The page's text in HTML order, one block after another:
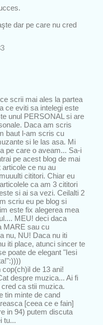
dar pe care nu cred
scrii mai ales la partea
ce eviti sa intelegi este
unul PERSONAL si are
Daca am scris
baut l-am scris cu
si le las asa. Mi
pe care o aveam... Sa-i
pe acest blog de mai
articole ce nu au
cititori. Chiar eu
ca am 3 cititori
si ai sa vezi. Ceilalti 2
scriu eu pe blog si
este fix alegerea mea
MEU! deci daca
MARE sau cu
nu, NU! Daca nu iti
iti place, atunci sincer te
poate de elegant "Iesi
de 13 ani!
despre muzica... Ai fi
ca stii muzica.
tin minte de cand
[ceea ce e fain]
in 94) putem discuta
tu...